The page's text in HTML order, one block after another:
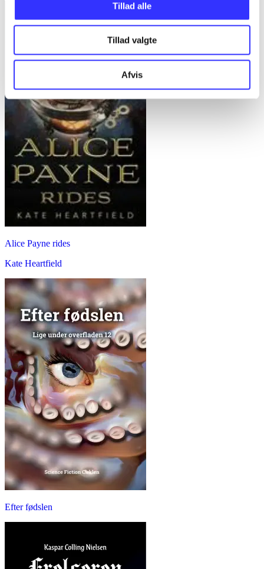
Tillad alle
Tillad valgte
Afvis
Alice Payne rides
Kate Heartfield
Efter fødslen